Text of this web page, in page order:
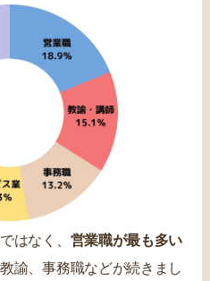
はなく、 営業職が最も多い
諭、事務職などが続きまし